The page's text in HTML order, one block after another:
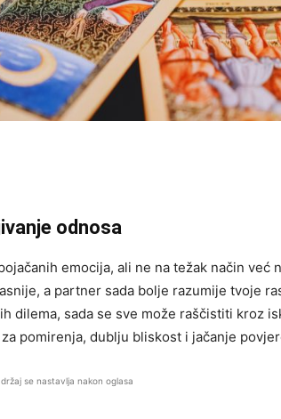
odnosa
emocija, ali ne na težak način već
a partner sada bolje razumije tvoje
dilema, sada se sve može raščistiti kroz
pomirenja, dublju bliskost i jačanje
se nastavlja nakon oglasa